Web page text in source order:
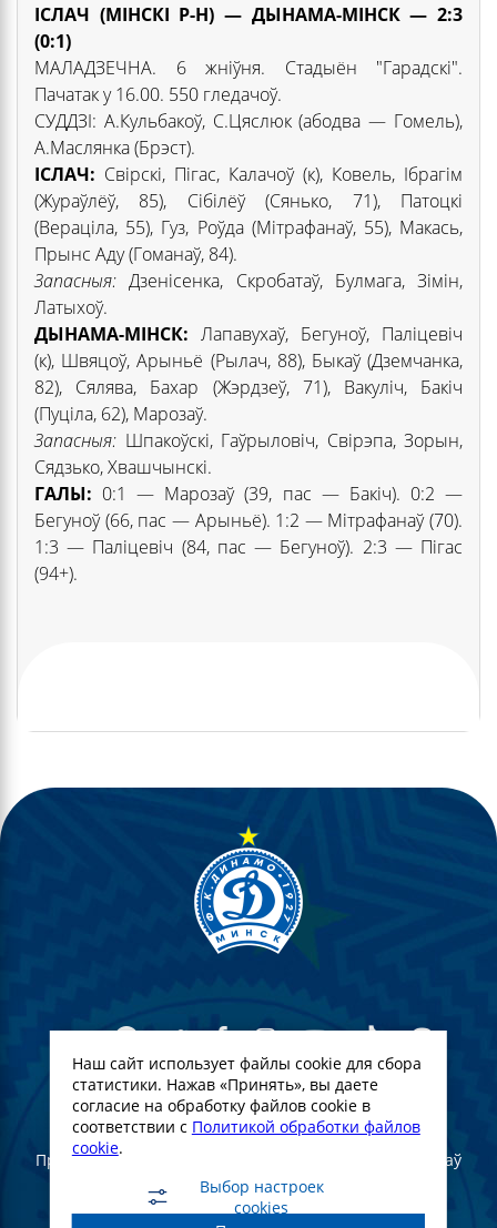
ІСЛАЧ (МІНСКІ Р-Н) — ДЫНАМА-МІНСК — 2:3
(0:1)
МАЛАДЗЕЧНА. 6 жніўня. Стадыён "Гарадскі".
Пачатак у 16.00. 550 гледачоў.
СУДДЗІ: А.Кульбакоў, С.Цяслюк (абодва — Гомель),
А.Маслянка (Брэст).
ІСЛАЧ: Свірскі, Пігас, Калачоў (к), Ковель, Ібрагім
(Жураўлёў, 85), Сібілёў (Сянько, 71), Патоцкі
(Вераціла, 55), Гуз, Роўда (Мітрафанаў, 55), Макась,
Прынс Аду (Гоманаў, 84).
Запасныя: Дзенісенка, Скробатаў, Булмага, Зімін,
Латыхоў.
ДЫНАМА-МІНСК: Лапавухаў, Бегуноў, Паліцевіч
(к), Швяцоў, Арыньё (Рылач, 88), Быкаў (Дземчанка,
82), Сялява, Бахар (Жэрдзеў, 71), Вакуліч, Бакіч
(Пуціла, 62), Марозаў.
Запасныя: Шпакоўскі, Гаўрыловіч, Свірэпа, Зорын,
Сядзько, Хвашчынскі.
ГАЛЫ: 0:1 — Марозаў (39, пас — Бакіч). 0:2 —
Бегуноў (66, пас — Арыньё). 1:2 — Мітрафанаў (70).
1:3 — Паліцевіч (84, пас — Бегуноў). 2:3 — Пігас
(94+).
© Футбольны клуб Дынама-Мінск. 2022
Пры поўным або частковым выкарыстанні матэрыялаў
спасылка на афіцыйны сайт ФК "Дынама-Мінск"
абавязковая
Наш сайт использует файлы cookie для сбора
статистики. Нажав «Принять», вы даете
согласие на обработку файлов cookie в
соответствии с Политикой обработки файлов
cookie.
Выбор настроек
cookies